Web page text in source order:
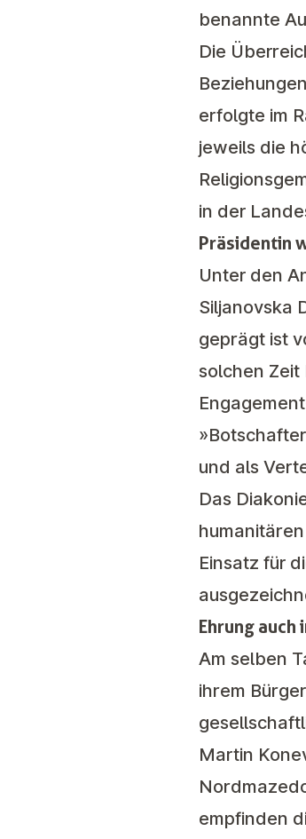
benannte
Die
erfolgte im
jeweils die
in der
Präsidentin
Unter den
Siljanovska
geprägt ist
solchen
und als
Das
Einsatz für
Ehrung auch
Am selben
ihrem
Martin
empfinden